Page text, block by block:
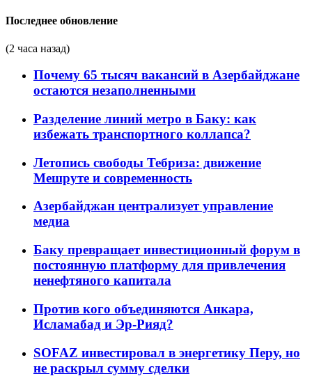
Последнее обновление
(2 часа назад)
Почему 65 тысяч вакансий в Азербайджане
остаются незаполненными
Разделение линий метро в Баку: как
избежать транспортного коллапса?
Летопись свободы Тебриза: движение
Мешруте и современность
Азербайджан централизует управление
медиа
Баку превращает инвестиционный форум в
постоянную платформу для привлечения
ненефтяного капитала
Против кого объединяются Анкара,
Исламабад и Эр-Рияд?
SOFAZ инвестировал в энергетику Перу, но
не раскрыл сумму сделки